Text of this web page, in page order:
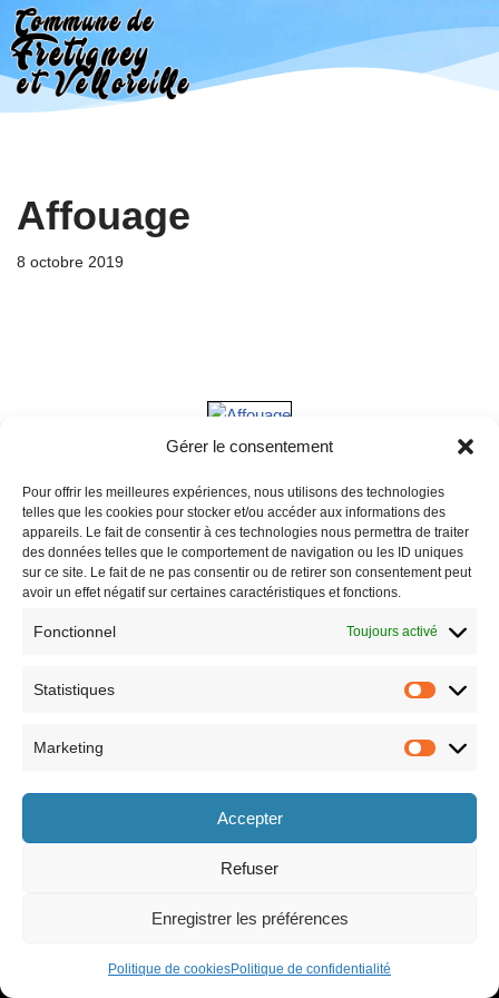
Gérer le consentement
Pour offrir les meilleures expériences, nous utilisons des technologies
telles que les cookies pour stocker et/ou accéder aux informations des
appareils. Le fait de consentir à ces technologies nous permettra de traiter
des données telles que le comportement de navigation ou les ID uniques
sur ce site. Le fait de ne pas consentir ou de retirer son consentement peut
avoir un effet négatif sur certaines caractéristiques et fonctions.
Fonctionnel Toujours activé
Statistiques
Marketing
Accepter
Refuser
Enregistrer les préférences
Politique de cookiesPolitique de confidentialité
Aller
au
contenu
Affouage
8 octobre 2019
Horaires
le lundi 8h30-12h et 13h30-17h30,
le jeudi 8h30-12h et 13h30-17h30,
le vendredi 8h30-12h et 13h30-17h,